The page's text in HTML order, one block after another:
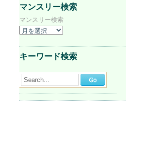
マンスリー検索
マンスリー検索
キーワード検索
Search...